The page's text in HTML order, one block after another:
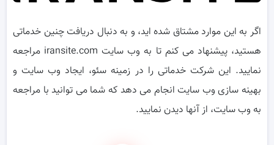
اگر به این موارد مشتاق شده اید، و به دنبال دریافت چنین خدماتی
هستید، پیشنهاد می کنم تا به وب سایت iransite.com مراجعه
نمایید. این شرکت خدماتی را در زمینه سئو، ایجاد وب سایت و
بهینه سازی وب سایت انجام می دهد که شما می توانید با مراجعه
به وب سایت، از آنها دیدن نمایید.